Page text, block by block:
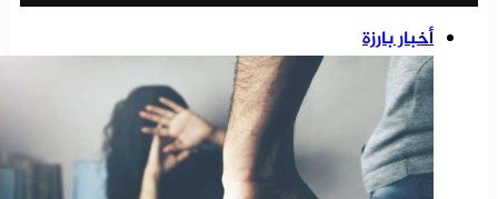
أخبار بارزة